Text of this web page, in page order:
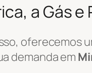
a Gás e
oferecemos
demanda em